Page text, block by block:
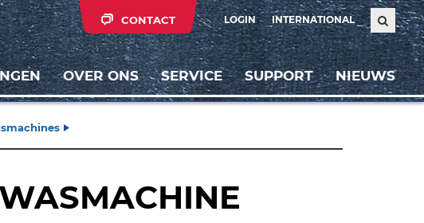
LOGIN INTERNATIONAL
CONTACT
OVER ONS SERVICE SUPPORT NIEUWS